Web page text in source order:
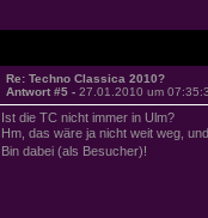
Re: Techno Classica 2010?
Antwort #5 - 27.01.2010 um
Ist die TC nicht immer in Ulm?
Hm, das wäre ja nicht weit weg,
Bin dabei (als Besucher)!